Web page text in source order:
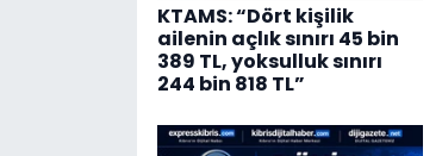
KTAMS: “Dört kişilik
ailenin açlık sınırı 45 bin
389 TL, yoksulluk sınırı
244 bin 818 TL”